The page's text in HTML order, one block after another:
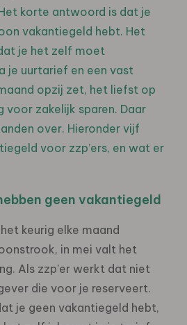
korte antwoord is dat je
vakantiegeld hebt. Het
je het zelf moet
je uurtarief en een vast
opzij zet, het liefst op
voor zakelijk sparen. Daar
over. Hieronder vijf
voor zzp’ers, en wat er
geen vakantiegeld
keurig elke maand
in mei valt het
Als zzp’er werkt dat niet
die voor je reserveert.
je geen vakantiegeld hebt,